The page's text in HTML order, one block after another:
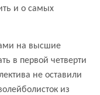
и о самых
на высшие
в первой четверти
не оставили
из